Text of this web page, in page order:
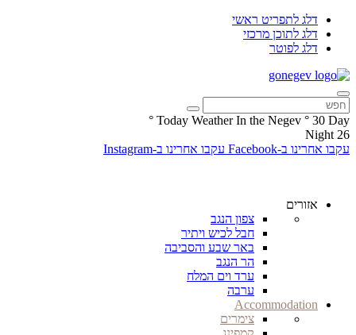
דלג לתפריט ראשי
דלג לתוכן מרכזי
דלג לפוטר
Today Weather In the Negev ° 30 Day
°
26
Night
עקבו אחרינו ב-Facebook
עקבו אחרינו ב-Instagram
אזורים
צפון הנגב
חבל לכיש ויתיר
באר שבע והסביבה
הר הנגב
ערד וים המלח
ערבה
Accommodation
צימרים